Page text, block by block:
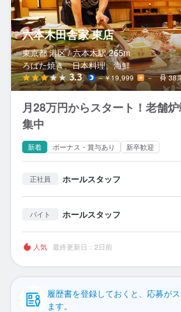
検索履歴・保存した条件
応募履歴
WEB履歴書
スカウト・メルマガ受信設定
ヘルプ・お問い合わせフォーム
掲載をご検討の店舗様へ
食べログ求人PRESS
利用規約
企業情報
六本木田舎家 東店
東京都 港区 / 六本木駅 265m
ろばた焼き、日本料理、海鮮
3.3 ～￥19,999 － 38
月28万円からスタート！老舗
集中
新着 ボーナス・賞与あり 新卒歓迎
正社員 ホールスタッフ
バイト ホールスタッフ
人気 最終更新日：2日前
履歴書を登録しておくと、応募が
ます。